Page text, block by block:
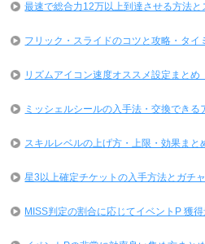
最速で総合力12万以上到達させる方法
フリック・スライドのコツと攻略・タイ
リズムアイコン速度オススメ設定まとめ
ミッシェルシールの入手法・交換できる
スキルレベルの上げ方・上限・効果ま
星3以上確定チケットの入手方法とガチ
MISS判定の割合に応じてイベントP 獲得